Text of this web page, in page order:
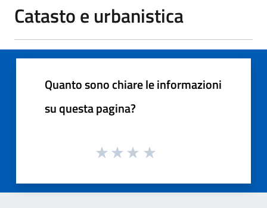
Catasto e urbanistica
Quanto sono chiare le informazioni
su questa pagina?